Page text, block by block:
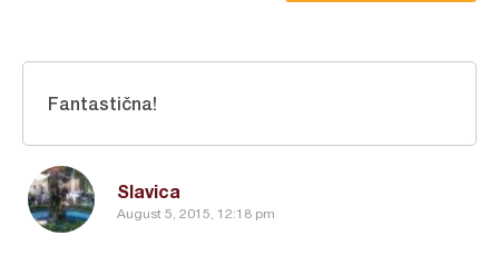
Slavica
August 5, 2015, 12:18 pm
Fantastična!